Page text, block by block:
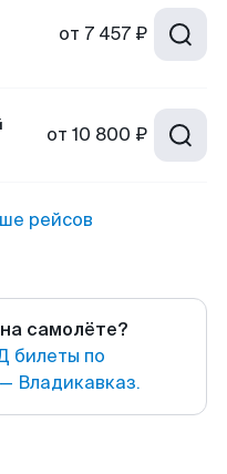
от 7 457 ₽
от 10 800 ₽
рейсов
самолёте?
билеты по
Владикавказ.